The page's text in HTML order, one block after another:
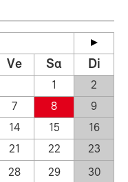
Ve Sa Di
1
2
7 8
9
14 15
16
21 22
23
28 29
30